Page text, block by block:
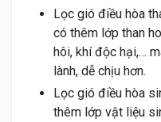
Lọc gió điều hòa
có thêm lớp than
hôi, khí độc hại,…
lành, dễ chịu hơn.
Lọc gió điều hòa
thêm lớp vật liệu